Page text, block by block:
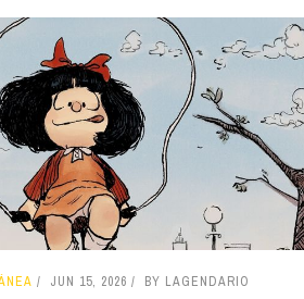
JUN 15, 2026 BY LAGENDARIO